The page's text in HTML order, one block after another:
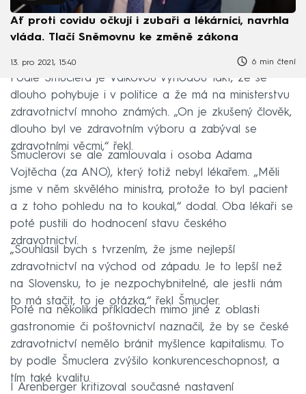
Ať proti covidu očkují i zubaři a lékárníci, navrhla
vláda. Tlačí Sněmovnu ke změně zákona
13. pro 2021, 15:40 6 min čtení
Podle Šmuclera je Válkovou výhodou fakt, že se
dlouho pohybuje i v politice a že má na ministerstvu
zdravotnictví mnoho známých. „On je zkušený člověk,
dlouho byl ve zdravotním výboru a zabýval se
zdravotními věcmi,“ řekl.
Šmuclerovi se ale zamlouvala i osoba Adama
Vojtěcha (za ANO), který totiž nebyl lékařem. „Měli
jsme v něm skvělého ministra, protože to byl pacient
a z toho pohledu na to koukal,“ dodal. Oba lékaři se
poté pustili do hodnocení stavu českého
zdravotnictví.
„Souhlasil bych s tvrzením, že jsme nejlepší
zdravotnictví na východ od západu. Je to lepší než
na Slovensku, to je nezpochybnitelné, ale jestli nám
to má stačit, to je otázka,“ řekl Šmucler.
Poté na několika příkladech mimo jiné z oblasti
gastronomie či poštovnictví naznačil, že by se české
zdravotnictví nemělo bránit myšlence kapitalismu. To
by podle Šmuclera zvýšilo konkurenceschopnost, a
tím také kvalitu.
I Arenberger kritizoval současné nastavení